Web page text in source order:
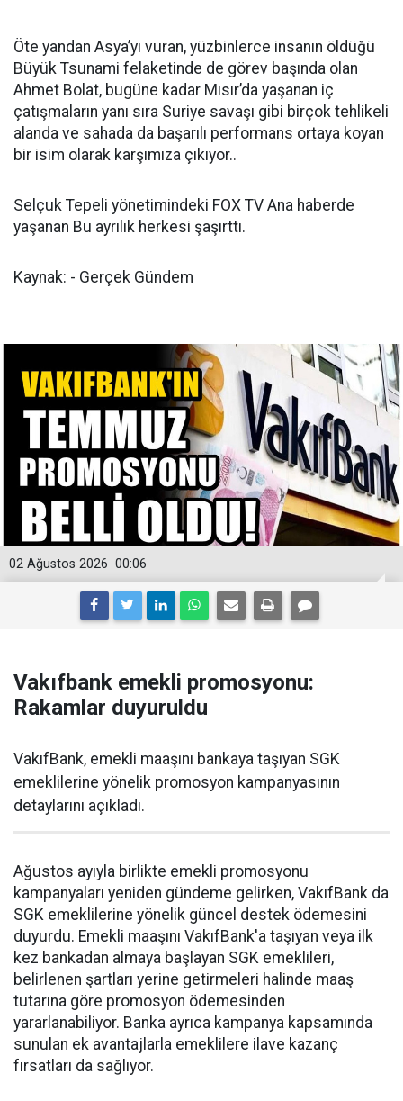
Öte yandan Asya’yı vuran, yüzbinlerce insanın öldüğü
Büyük Tsunami felaketinde de görev başında olan
Ahmet Bolat, bugüne kadar Mısır’da yaşanan iç
çatışmaların yanı sıra Suriye savaşı gibi birçok tehlikeli
alanda ve sahada da başarılı performans ortaya koyan
bir isim olarak karşımıza çıkıyor..
Selçuk Tepeli yönetimindeki FOX TV Ana haberde
yaşanan Bu ayrılık herkesi şaşırttı.
Kaynak: - Gerçek Gündem
00:06
02 Ağustos 2026
Vakıfbank emekli promosyonu:
Rakamlar duyuruldu
VakıfBank, emekli maaşını bankaya taşıyan SGK
emeklilerine yönelik promosyon kampanyasının
detaylarını açıkladı.
Ağustos ayıyla birlikte emekli promosyonu
kampanyaları yeniden gündeme gelirken, VakıfBank da
SGK emeklilerine yönelik güncel destek ödemesini
duyurdu. Emekli maaşını VakıfBank'a taşıyan veya ilk
kez bankadan almaya başlayan SGK emeklileri,
belirlenen şartları yerine getirmeleri halinde maaş
tutarına göre promosyon ödemesinden
yararlanabiliyor. Banka ayrıca kampanya kapsamında
sunulan ek avantajlarla emeklilere ilave kazanç
fırsatları da sağlıyor.